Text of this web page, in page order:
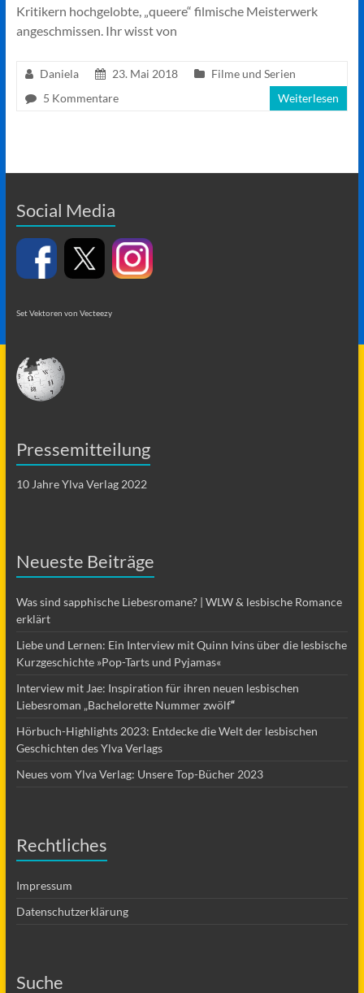
Kritikern hochgelobte, „queere“ filmische Meisterwerk
angeschmissen. Ihr wisst von
Daniela 23. Mai 2018
Filme und Serien
5 Kommentare
Weiterlesen
Social Media
Set Vektoren von Vecteezy
Pressemitteilung
10 Jahre Ylva Verlag 2022
Neueste Beiträge
Was sind sapphische Liebesromane? | WLW & lesbische Romance
erklärt
Liebe und Lernen: Ein Interview mit Quinn Ivins über die lesbische
Kurzgeschichte »Pop-Tarts und Pyjamas«
Interview mit Jae: Inspiration für ihren neuen lesbischen
Liebesroman „Bachelorette Nummer zwölf“
Hörbuch-Highlights 2023: Entdecke die Welt der lesbischen
Geschichten des Ylva Verlags
Neues vom Ylva Verlag: Unsere Top-Bücher 2023
Rechtliches
Impressum
Datenschutzerklärung
Suche